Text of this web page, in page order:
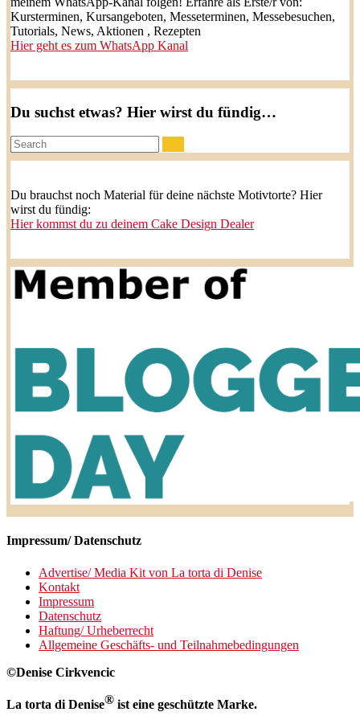
Kursterminen, Kursangeboten, Messeterminen, Messebesuchen,
Tutorials, News, Aktionen , Rezepten
Hier geht es zum WhatsApp Kanal
Du suchst etwas? Hier wirst du fündig…
Search:
Du brauchst noch Material für deine nächste Motivtorte? Hier
wirst du fündig:
Hier kommst du zu deinem Cake Design Dealer
Impressum/ Datenschutz
Advertise/ Media Kit von La torta di Denise
Kontakt
Impressum
Datenschutz
Haftung/ Urheberrecht
Allgemeine Geschäfts- und Teilnahmebedingungen
©Denise Cirkvencic
La torta di Denise® ist eine geschützte Marke.